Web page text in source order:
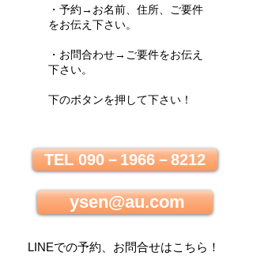
・予約→お名前、住所、ご要件
をお伝え下さい。
・お問合わせ→ご要件をお伝え
下さい。
下のボタンを押して下さい！
TEL 090－1966－8212
ysen@au.com
LINEでの予約、お問合せはこちら ！